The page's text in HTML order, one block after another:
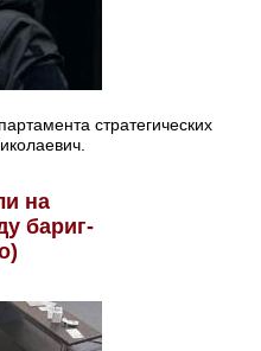
стратегических
на
бариг-